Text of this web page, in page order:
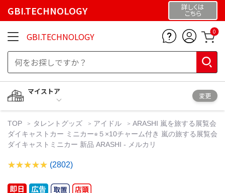
GBI.TECHNOLOGY 詳しくは
こちら
GBI.TECHNOLOGY 0
マイストア
変更
TOP タレントグッズ アイドル
ARASHI 嵐を旅する展覧会
ダイキャストカー ミニカー⭐︎５×10チャーム付き 嵐の旅する展覧会
ダイキャストミニカー 新品 ARASHI - メルカリ
(2802)